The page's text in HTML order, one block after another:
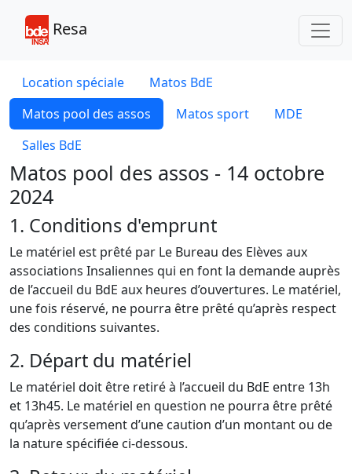
Resa
Location spéciale
Matos BdE
Matos pool des assos
Matos sport
MDE
Salles BdE
Matos pool des assos - 14 octobre
2024
1. Conditions d'emprunt
Le matériel est prêté par Le Bureau des Elèves aux
associations Insaliennes qui en font la demande auprès
de l’accueil du BdE aux heures d’ouvertures. Le matériel,
une fois réservé, ne pourra être prêté qu’après respect
des conditions suivantes.
2. Départ du matériel
Le matériel doit être retiré à l’accueil du BdE entre 13h
et 13h45. Le matériel en question ne pourra être prêté
qu’après versement d’une caution d’un montant ou de
la nature spécifiée ci-dessous.